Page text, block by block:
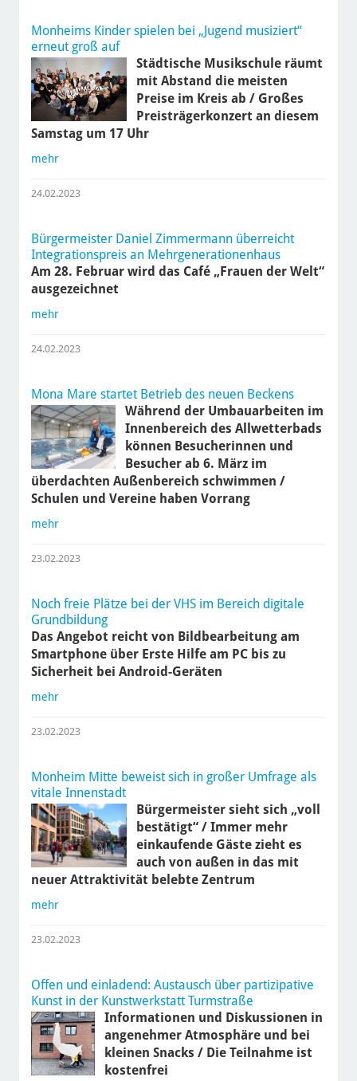
Monheims Kinder spielen bei „Jugend musiziert“
erneut groß auf
Städtische Musikschule räumt
mit Abstand die meisten
Preise im Kreis ab / Großes
Preisträgerkonzert an diesem
Samstag um 17 Uhr
mehr
24.02.2023
Bürgermeister Daniel Zimmermann überreicht
Integrationspreis an Mehrgenerationenhaus
Am 28. Februar wird das Café „Frauen der Welt“
ausgezeichnet
mehr
24.02.2023
Mona Mare startet Betrieb des neuen Beckens
Während der Umbauarbeiten im
Innenbereich des Allwetterbads
können Besucherinnen und
Besucher ab 6. März im
überdachten Außenbereich schwimmen /
Schulen und Vereine haben Vorrang
mehr
23.02.2023
Noch freie Plätze bei der VHS im Bereich digitale
Grundbildung
Das Angebot reicht von Bildbearbeitung am
Smartphone über Erste Hilfe am PC bis zu
Sicherheit bei Android-Geräten
mehr
23.02.2023
Monheim Mitte beweist sich in großer Umfrage als
vitale Innenstadt
Bürgermeister sieht sich „voll
bestätigt“ / Immer mehr
einkaufende Gäste zieht es
auch von außen in das mit
neuer Attraktivität belebte Zentrum
mehr
23.02.2023
Offen und einladend: Austausch über partizipative
Kunst in der Kunstwerkstatt Turmstraße
Informationen und Diskussionen in
angenehmer Atmosphäre und bei
kleinen Snacks / Die Teilnahme ist
kostenfrei